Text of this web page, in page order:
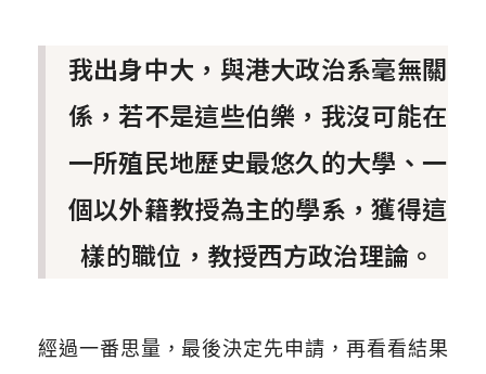
我出身中大，與港大政治系毫無關
係，若不是這些伯樂，我沒可能在
一所殖民地歷史最悠久的大學、一
個以外籍教授為主的學系，獲得這
樣的職位，教授西方政治理論。
經過一番思量，最後決定先申請，再看看結果